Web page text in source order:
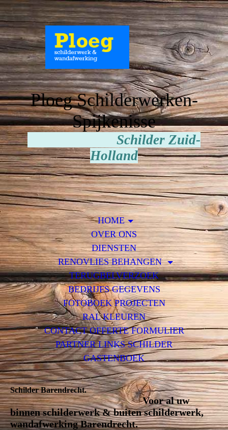
Ploeg Schilderwerken-
Spijkenisse
Schilder Zuid-
Holland
HOME
OVER ONS
DIENSTEN
RENOVLIES BEHANGEN
TERUGBELVERZOEK
BEDRIJFS GEGEVENS
FOTOBOEK PROJECTEN
RAL KLEUREN
CONTACT OFFERTE FORMULIER
PARTNER LINKS SCHILDER
GASTENBOEK
Schilder Barendrecht.
Voor al uw
binnen schilderwerk & buiten schilderwerk,
wandafwerking Barendrecht.